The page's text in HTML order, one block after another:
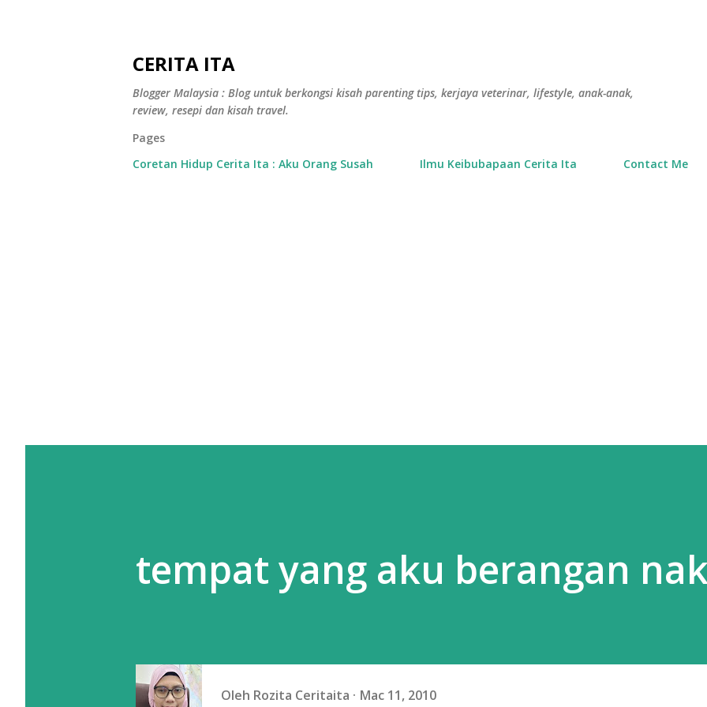
CERITA ITA
Blogger Malaysia : Blog untuk berkongsi kisah parenting tips, kerjaya veterinar, lifestyle, anak-anak,
review, resepi dan kisah travel.
Pages
Coretan Hidup Cerita Ita : Aku Orang Susah
Ilmu Keibubapaan Cerita Ita Contact Me
tempat yang aku berangan
Oleh Rozita Ceritaita Mac 11, 2010